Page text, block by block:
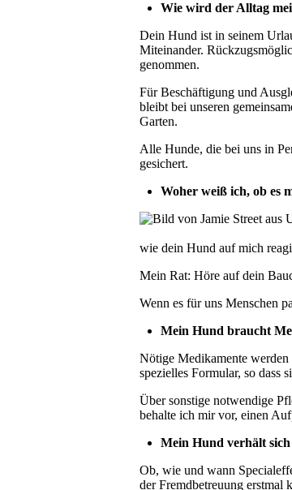
Wie wird der Alltag
Dein Hund ist in seinem
Miteinander.
genommen.
Für Beschäftigung und
bleibt bei unseren
Garten.
Alle Hunde, die bei uns in
gesichert.
Woher weiß ich, ob es
wie dein Hund auf mich
Mein Rat: Höre auf dein
Wenn es für uns Menschen
Mein Hund braucht
Nötige Medikamente
spezielles Formular, so dass
Über sonstige notwendige
behalte ich mir vor, einen
Mein Hund verhält
Ob, wie und wann
der Fremdbetreuung erstmal